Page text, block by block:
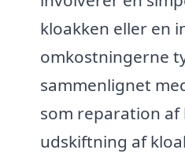
kloakken eller en
omkostningerne
sammenlignet
som reparation
udskiftning af